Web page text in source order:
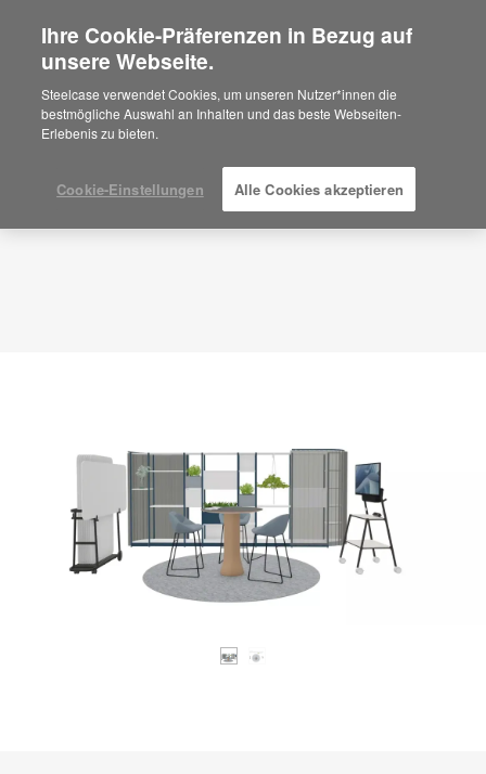
Are you in United States?
Would you like to see Products we sell in
your region?
Americas
Español
Planungsidee
ID: HD8BK3ME
Ihre Cookie-Präferenzen in Bezug auf
unsere Webseite.
Steelcase verwendet Cookies, um unseren Nutzer*innen die
bestmögliche Auswahl an Inhalten und das beste Webseiten-
Erlebenis zu bieten.
Cookie-Einstellungen Alle Cookies akzeptieren